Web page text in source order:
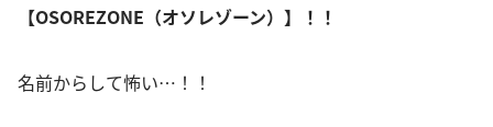
【OSOREZONE（オソレゾーン）】！！
名前からして怖い…！！